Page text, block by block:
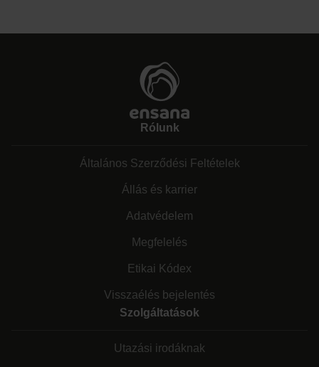
Rólunk
Általános Szerződési Feltételek
Állás és karrier
Adatvédelem
Megfelelés
Etikai Kódex
Visszaélés bejelentés
Szolgáltatások
Utazási irodáknak